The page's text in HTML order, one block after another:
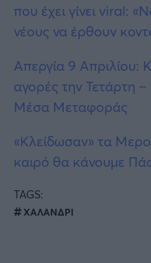
που έχει γίνει viral:
νέους να έρθουν
Απεργία 9 Απριλίου:
αγορές την Τετάρτη
Μέσα Μεταφοράς
«Κλείδωσαν» τα
καιρό θα κάνουμε
TAGS:
ΧΑΛΑΝΔΡΙ